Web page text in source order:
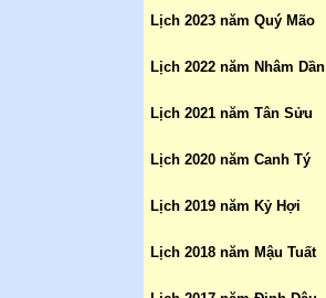
Lịch 2023 năm Quý Mão
Lịch 2022 năm Nhâm Dần
Lịch 2021 năm Tân Sửu
Lịch 2020 năm Canh Tý
Lịch 2019 năm Kỷ Hợi
Lịch 2018 năm Mậu Tuất